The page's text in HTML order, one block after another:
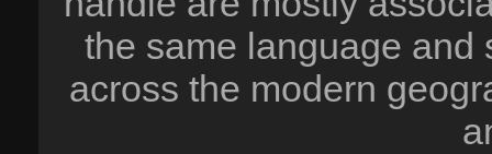
the same language and
across the modern